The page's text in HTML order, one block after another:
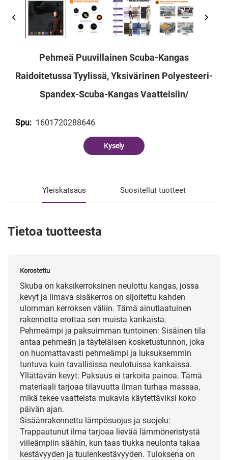
Pehmeä Puuvillainen Scuba-Kangas
Raidoitetussa Tyylissä, Yksivärinen Polyesteeri-
Spandex-Scuba-Kangas Vaatteisiin/
Spu: 1601720288646
Kysely
Yleiskatsaus Suositellut tuotteet
Tietoa tuotteesta
Korostettu
Skuba on kaksikerroksinen neulottu kangas, jossa
kevyt ja ilmava sisäkerros on sijoitettu kahden
ulomman kerroksen väliin. Tämä ainutlaatuinen
rakennetta erottaa sen muista kankaista.
Pehmeämpi ja paksuimman tuntoinen: Sisäinen tila
antaa pehmeän ja täyteläisen kosketustunnon, joka
on huomattavasti pehmeämpi ja luksuksemmin
tuntuva kuin tavallisissa neulotuissa kankaissa.
Yllättävän kevyt: Paksuus ei tarkoita painoa. Tämä
materiaali tarjoaa tilavuutta ilman turhaa massaa,
mikä tekee vaatteista mukavia käytettäviksi koko
päivän ajan.
Sisäänrakennettu lämpösuojus ja suojelu:
Trappautunut ilma tarjoaa lievää lämmöneristystä
viileämpiin säähin, kun taas tiukka neulonta takaa
kestävyyden ja tuulenkestävyyden. Tuloksena on